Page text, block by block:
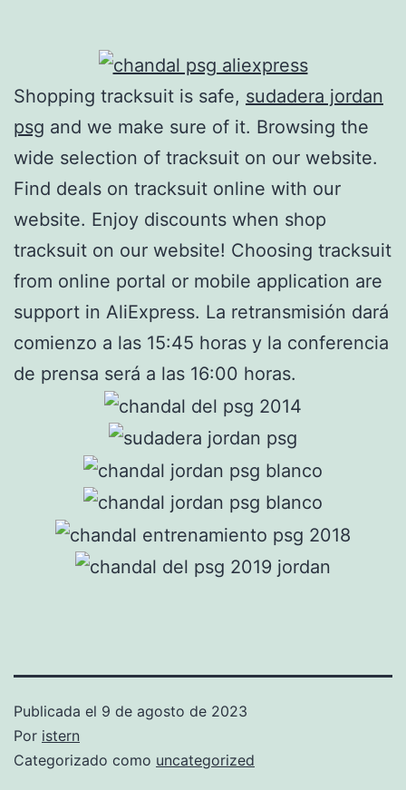
Shopping tracksuit is safe, sudadera jordan
psg and we make sure of it. Browsing the
wide selection of tracksuit on our website.
Find deals on tracksuit online with our
website. Enjoy discounts when shop
tracksuit on our website! Choosing tracksuit
from online portal or mobile application are
support in AliExpress. La retransmisión dará
comienzo a las 15:45 horas y la conferencia
de prensa será a las 16:00 horas.
Publicada el 9 de agosto de 2023
Por istern
Categorizado como uncategorized